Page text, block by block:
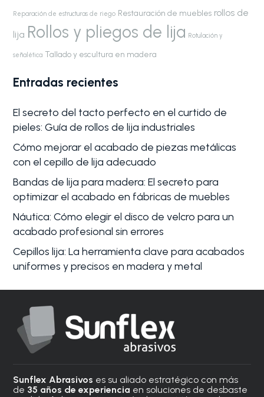
Reparación de estructuras de riego Restauración de muebles rollos de
lija Rollos y pliegos de lija Rotulación y
señalética Tallado y escultura en madera
Entradas recientes
El secreto del tacto perfecto en el curtido de
pieles: Guía de rollos de lija industriales
Cómo mejorar el acabado de piezas metálicas
con el cepillo de lija adecuado
Bandas de lija para madera: El secreto para
optimizar el acabado en fábricas de muebles
Náutica: Cómo elegir el disco de velcro para un
acabado profesional sin errores
Cepillos lija: La herramienta clave para acabados
uniformes y precisos en madera y metal
Sunflex Abrasivos es su aliado estratégico con más
de 35 años de experiencia en soluciones de desbaste